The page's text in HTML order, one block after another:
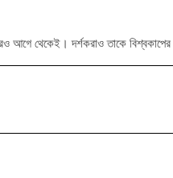
আগে থেকেই। দর্শকরাও তাকে